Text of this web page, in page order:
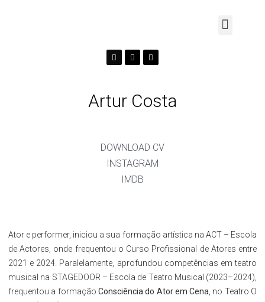
Artur Costa
DOWNLOAD CV
INSTAGRAM
IMDB
Ator e performer, iniciou a sua formação artística na ACT – Escola
de Actores, onde frequentou o Curso Profissional de Atores entre
2021 e 2024. Paralelamente, aprofundou competências em teatro
musical na STAGEDOOR – Escola de Teatro Musical (2023–2024),
frequentou a formação Consciência do Ator em Cena , no Teatro O